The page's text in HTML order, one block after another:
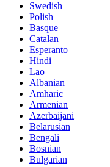
Swedish
Polish
Basque
Catalan
Esperanto
Hindi
Lao
Albanian
Amharic
Armenian
Azerbaijani
Belarusian
Bengali
Bosnian
Bulgarian